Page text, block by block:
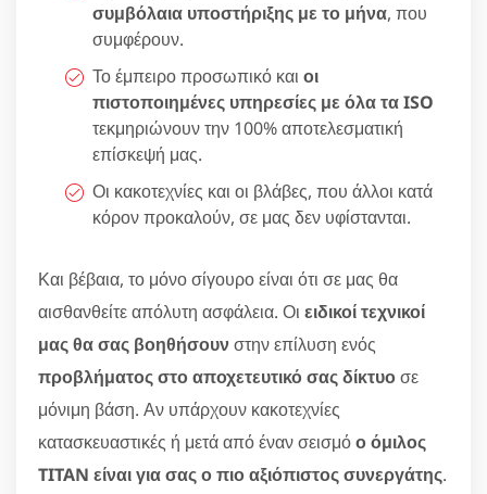
συμβόλαια υποστήριξης με το μήνα, που
συμφέρουν.
Το έμπειρο προσωπικό και οι
πιστοποιημένες υπηρεσίες με όλα τα ISO
τεκμηριώνουν την 100% αποτελεσματική
επίσκεψή μας.
Οι κακοτεχνίες και οι βλάβες, που άλλοι κατά
κόρον προκαλούν, σε μας δεν υφίστανται.
Και βέβαια, το μόνο σίγουρο είναι ότι σε μας θα
αισθανθείτε απόλυτη ασφάλεια. Οι ειδικοί τεχνικοί
μας θα σας βοηθήσουνστην επίλυση ενός
προβλήματος στο αποχετευτικό σας δίκτυοσε
μόνιμη βάση. Αν υπάρχουν κακοτεχνίες
κατασκευαστικές ή μετά από έναν σεισμόο όμιλος
TITAN είναι για σας ο πιο αξιόπιστος συνεργάτης.